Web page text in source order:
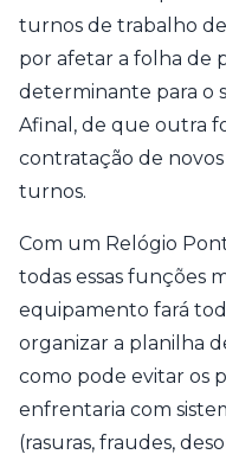
turnos de trabalho
por afetar a folha de
determinante para o
Afinal, de que outra
contratação de
turnos.
Com um Relógio
todas essas funções
equipamento fará
organizar a planilha
como pode evitar os
enfrentaria com
(rasuras, fraudes,